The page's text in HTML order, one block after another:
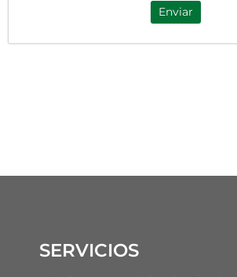
Enviar
SERVICIOS